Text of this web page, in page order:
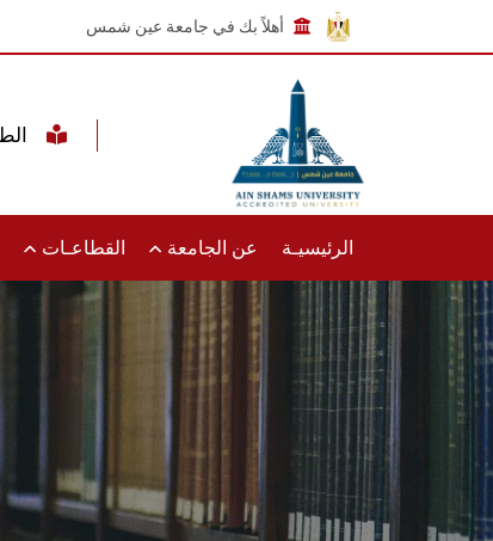
أهلاً بك في جامعة عين شمس
الرئيسيـة عن الجامعة القطاعـات